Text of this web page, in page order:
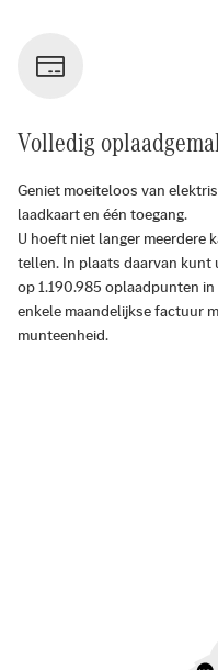
Volledig
Geniet moeiteloos van
laadkaart en één toegang.
U hoeft niet langer meerdere
tellen. In plaats daarvan kunt
op1.190.985 oplaadpunten in
enkele maandelijkse factuur
munteenheid.